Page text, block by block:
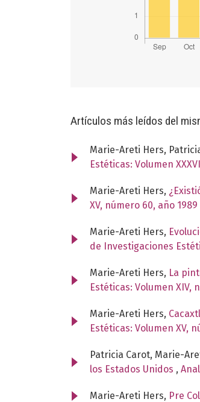
Artículos más leídos del
Marie-Areti Hers,
Estéticas: Volumen
Marie-Areti Hers,
XV, número 60, año 1989
Marie-Areti Hers,
de Investigaciones
Marie-Areti Hers, La
Estéticas: Volumen XIV,
Marie-Areti Hers,
Estéticas: Volumen XV,
Patricia Carot, Marie-
los Estados Unidos ,
Marie-Areti Hers, Pre